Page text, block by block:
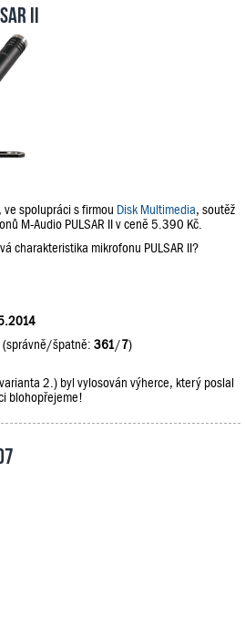
II
spolupráci s firmou Disk Multimedia, soutěž
M-Audio PULSAR II v ceně 5.390 Kč.
charakteristika mikrofonu PULSAR II?
(správně/špatně: 361/7)
2.) byl vylosován výherce, který poslal
blohopřejeme!